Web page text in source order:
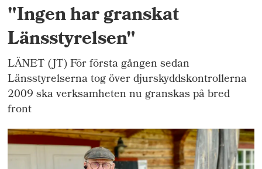
"Ingen har granskat
Länsstyrelsen"
LÄNET (JT) För första gången sedan
Länsstyrelserna tog över djurskyddskontrollerna
2009 ska verksamheten nu granskas på bred
front